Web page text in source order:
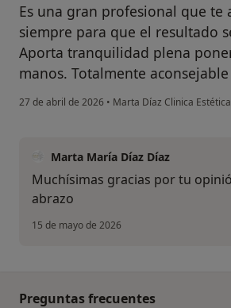
Es una gran profesional que te
siempre para que el resultado
Aporta tranquilidad plena
manos. Totalmente aconsejable
27 de abril de 2026 • Marta Díaz Clinica Estética
Marta María Díaz Díaz
Muchísimas gracias por tu
abrazo
15 de mayo de 2026
Preguntas frecuentes